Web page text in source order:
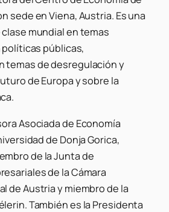
sede en Viena, Austria. Es una
mundial en temas
públicas,
temas de desregulación y
de Europa y sobre la
Asociada de Economía
de Donja Gorica,
de la Junta de
de la Cámara
de Austria y miembro de la
También es la Presidenta